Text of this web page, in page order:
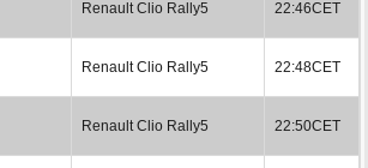
Renault Clio Rally5 22:46CET
Renault Clio Rally5 22:48CET
Renault Clio Rally5 22:50CET